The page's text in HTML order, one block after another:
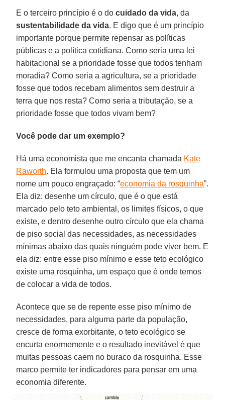
E o terceiro princípio é o docuidado da vida, da
sustentabilidade da vida. E digo que é um princípio
importante porque permite repensar as políticas
públicas e a política cotidiana. Como seria uma lei
habitacional se a prioridade fosse que todos tenham
moradia? Como seria a agricultura, se a prioridade
fosse que todos recebam alimentos sem destruir a
terra que nos resta? Como seria a tributação, se a
prioridade fosse que todos vivam bem?
Você pode dar um exemplo?
Há uma economista que me encanta chamada Kate
Raworth. Ela formulou uma proposta que tem um
nome um pouco engraçado: “economia da rosquinha”.
Ela diz: desenhe um círculo, que é o que está
marcado pelo teto ambiental, os limites físicos, o que
existe, e dentro desenhe outro círculo que ela chama
de piso social das necessidades, as necessidades
mínimas abaixo das quais ninguém pode viver bem. E
ela diz: entre esse piso mínimo e esse teto ecológico
existe uma rosquinha, um espaço que é onde temos
de colocar a vida de todos.
Acontece que se de repente esse piso mínimo de
necessidades, para alguma parte da população,
cresce de forma exorbitante, o teto ecológico se
encurta enormemente e o resultado inevitável é que
muitas pessoas caem no buraco da rosquinha. Esse
marco permite ter indicadores para pensar em uma
economia diferente.